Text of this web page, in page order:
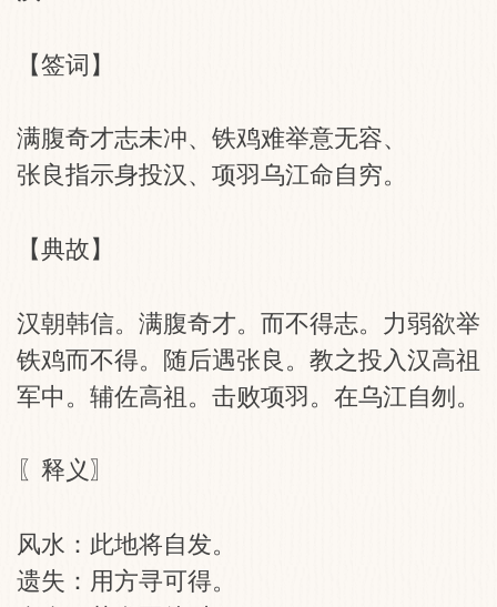
【签词】
满腹奇才志未冲、铁鸡难举意无容、
张良指示身投汉、项羽乌江命自穷。
【典故】
汉朝韩信。满腹奇才。而不得志。力弱欲举
铁鸡而不得。随后遇张良。教之投入汉高祖
军中。辅佐高祖。击败项羽。在乌江自刎。
〖释义〗
风水：此地将自发。
遗失：用方寻可得。